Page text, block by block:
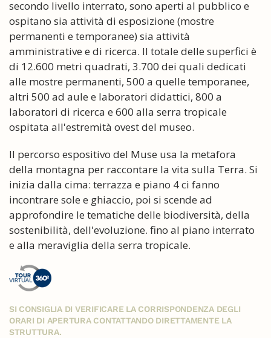
secondo livello interrato, sono aperti al pubblico e
ospitano sia attività di esposizione (mostre
permanenti e temporanee) sia attività
amministrative e di ricerca. Il totale delle superfici è
di 12.600 metri quadrati, 3.700 dei quali dedicati
alle mostre permanenti, 500 a quelle temporanee,
altri 500 ad aule e laboratori didattici, 800 a
laboratori di ricerca e 600 alla serra tropicale
ospitata all'estremità ovest del museo.
Il percorso espositivo del Muse usa la metafora
della montagna per raccontare la vita sulla Terra. Si
inizia dalla cima: terrazza e piano 4 ci fanno
incontrare sole e ghiaccio, poi si scende ad
approfondire le tematiche delle biodiversità, della
sostenibilità, dell'evoluzione. fino al piano interrato
e alla meraviglia della serra tropicale.
SI CONSIGLIA DI VERIFICARE LA CORRISPONDENZA DEGLI
ORARI DI APERTURA CONTATTANDO DIRETTAMENTE LA
STRUTTURA.